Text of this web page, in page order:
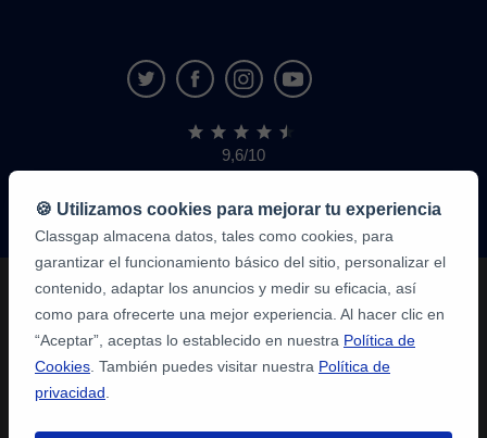
9,6/10
1.339.316
de
alumnos
🍪 Utilizamos cookies para mejorar tu experiencia
Classgap almacena datos, tales como cookies, para
garantizar el funcionamiento básico del sitio, personalizar el
contenido, adaptar los anuncios y medir su eficacia, así
como para ofrecerte una mejor experiencia. Al hacer clic en
“Aceptar”, aceptas lo establecido en nuestra Política de
Cookies . También puedes visitar nuestra Política de
privacidad